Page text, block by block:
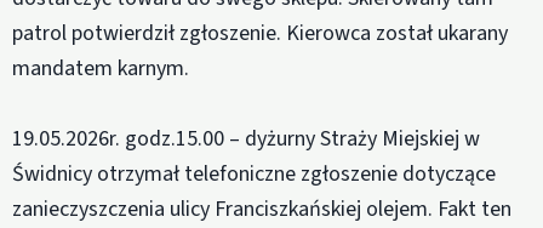
patrol potwierdził zgłoszenie. Kierowca został ukarany
mandatem karnym.
19.05.2026r. godz.15.00 – dyżurny Straży Miejskiej w
Świdnicy otrzymał telefoniczne zgłoszenie dotyczące
zanieczyszczenia ulicy Franciszkańskiej olejem. Fakt ten